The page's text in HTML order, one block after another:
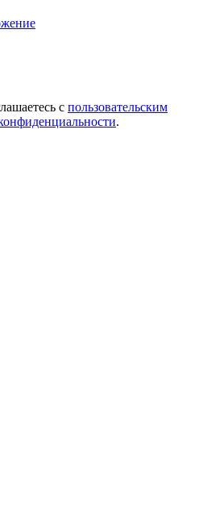
с пользовательским
.